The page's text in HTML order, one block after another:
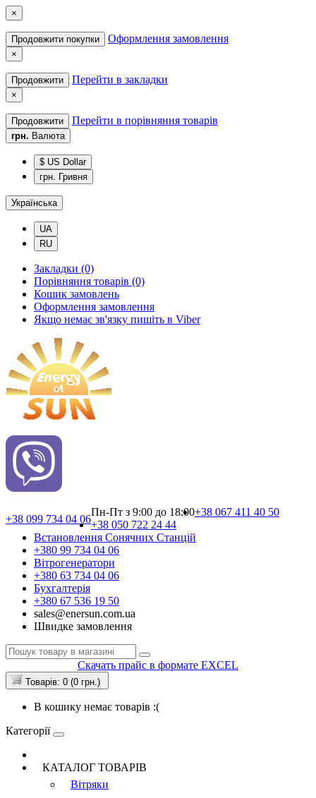
×
Продовжити покупки Оформлення замовлення
×
Продовжити Перейти в закладки
×
Продовжити Перейти в порівняння товарів
грн. Валюта
$ US Dollar
грн. Гривня
Українська
UA
RU
Закладки (0)
Порівняння товарів (0)
Кошик замовлень
Оформлення замовлення
Якщо немає зв'язку пишіть в Viber
+38 099 734 04 06
Пн-Пт з 9:00 до 18:00+38 067 411 40 50
+38 050 722 24 44
Встановлення Сонячних Cтанцій
+380 99 734 04 06
Вітрогенератори
+380 63 734 04 06
Бухгалтерія
+380 67 536 19 50
sales@enersun.com.ua
Швидке замовлення
Скачать прайс в формате EXCEL
Товарів: 0 (0 грн.)
В кошику немає товарів :(
Категорії
КАТАЛОГ ТОВАРІВ
Вітряки